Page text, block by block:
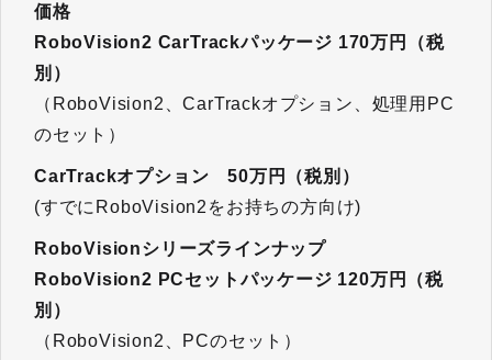
価格
RoboVision2 CarTrackパッケージ 170万円（税
別）
（RoboVision2、CarTrackオプション、処理用PC
のセット）
CarTrackオプション 50万円（税別）
(すでにRoboVision2をお持ちの方向け)
RoboVisionシリーズラインナップ
RoboVision2 PCセットパッケージ 120万円（税
別）
（RoboVision2、PCのセット）